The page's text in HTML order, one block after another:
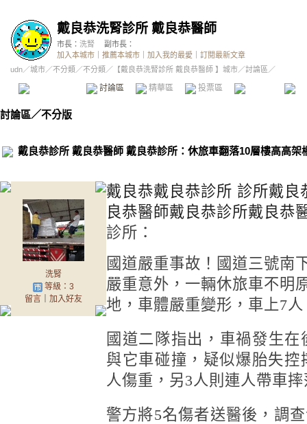
戴良恭洗腎診所 戴良恭醫師
市長： 洗腎
副市長：
加入本城市
推薦本城市 加入我的最愛
訂閱最新文章
udn／城市／不分類 ／不分類 ／ 【戴良恭洗腎診所 戴良恭醫師 】城市／討論區／
討論區 精華區 投票區 影像館
討論區／不分版
戴良恭診所 戴良恭醫師 戴良恭診所：休旅車翻落10層樓高高架
洗腎
等級：3
留言｜ 加入好友
戴良恭戴良恭診所 診所戴
良恭醫師戴良恭診所戴良恭
診所：
國道嚴重事故！國道三號南
嚴重意外，一輛休旅車不明
地，車體嚴重變形，車上7
國道二隊指出，車禍發生
與它車碰撞，疑似爆胎失
人傷重，另3人則連人帶車
警方將5名傷者送醫後，調